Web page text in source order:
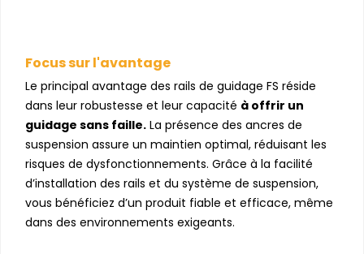
Focus sur l'avantage
Le principal avantage des rails de guidage FS réside
dans leur robustesse et leur capacité à offrir un
guidage sans faille. La présence des ancres de
suspension assure un maintien optimal, réduisant les
risques de dysfonctionnements. Grâce à la facilité
d’installation des rails et du système de suspension,
vous bénéficiez d’un produit fiable et efficace, même
dans des environnements exigeants.